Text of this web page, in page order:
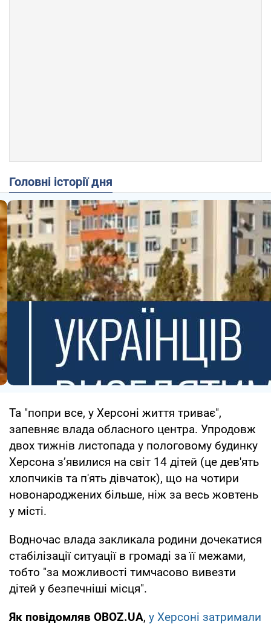
Головні історії дня
Та "попри все, у Херсоні життя триває",
запевняє влада обласного центра. Упродовж
двох тижнів листопада у пологовому будинку
Херсона з’явилися на світ 14 дітей (це дев'ять
хлопчиків та п'ять дівчаток), що на чотири
новонароджених більше, ніж за весь жовтень
у місті.
Водночас влада закликала родини дочекатися
стабілізації ситуації в громаді за її межами,
тобто "за можливості тимчасово вивезти
дітей у безпечніші місця".
Як повідомляв OBOZ.UA, у Херсоні затримали